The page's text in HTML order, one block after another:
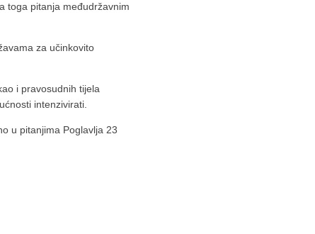
toga pitanja međudržavnim
za učinkovito
i pravosudnih tijela
intenzivirati.
u pitanjima Poglavlja 23